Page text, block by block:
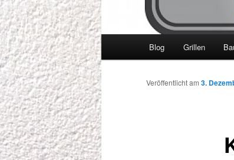
Blog Grillen
Veröffentlicht am 3.